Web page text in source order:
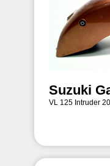
Suzuki
VL 125 Intruder